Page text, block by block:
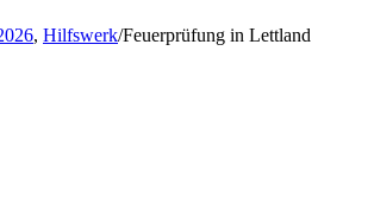
, Hilfswerk/Feuerprüfung in Lettland